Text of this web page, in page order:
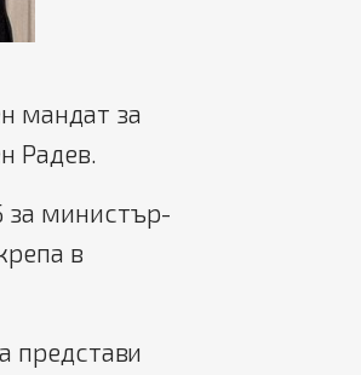
мандат за
Радев.
за министър-
в
представи